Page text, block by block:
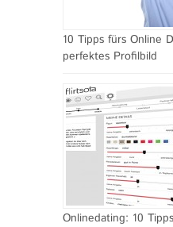
10 Tipps fürs Online
perfektes Profilbild
Onlinedating: 10